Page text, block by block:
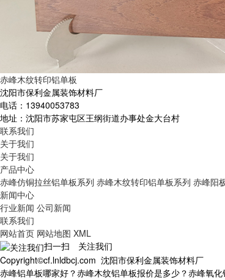
赤峰木纹转印铝单板
沈阳市保利金属装饰材料厂
电话：13940053783
地址：沈阳市苏家屯区王纲街道办事处金大台村
联系我们
关于我们
关于我们
产品中心
赤峰仿铜拉丝铝单板系列 赤峰木纹转印铝单板系列 赤峰阳
新闻中心
行业新闻 公司新闻
联系我们
网站首页 网站地图 XML
扫一扫 关注我们
Copyright©cf.lnldbcj.com 沈阳市保利金属装饰材料厂
赤峰铝单板哪家好？赤峰木纹铝单板报价是多少？赤峰氧